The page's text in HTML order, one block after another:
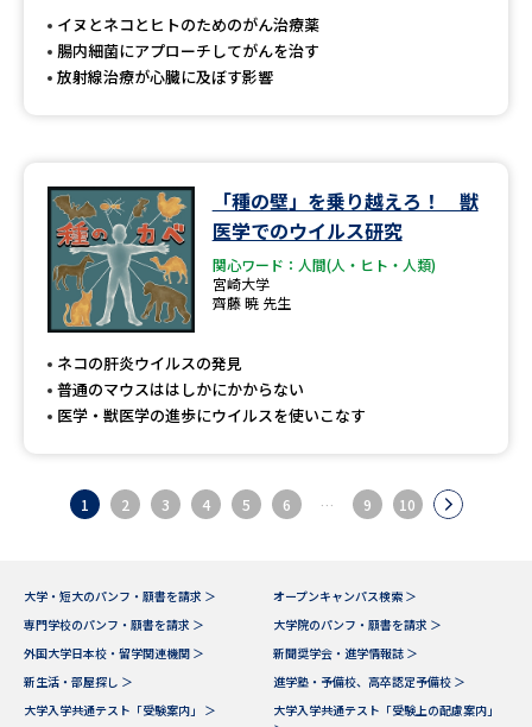
イヌとネコとヒトのためのがん治療薬
腸内細菌にアプローチしてがんを治す
放射線治療が心臓に及ぼす影響
「種の壁」を乗り越えろ！ 獣
医学でのウイルス研究
関心ワード：人間(人・ヒト・人類)
宮崎大学
齊藤 暁 先生
ネコの肝炎ウイルスの発見
普通のマウスははしかにかからない
医学・獣医学の進歩にウイルスを使いこなす
1 2 3 4 5 6 … 9 10
大学・短大のパンフ・願書を請求 ＞
オープンキャンパス検索 ＞
専門学校のパンフ・願書を請求 ＞
大学院のパンフ・願書を請求 ＞
外国大学日本校・留学関連機関 ＞
新聞奨学会・進学情報誌 ＞
新生活・部屋探し ＞
進学塾・予備校、高卒認定予備校 ＞
大学入学共通テスト「受験案内」 ＞
大学入学共通テスト「受験上の配慮案内」